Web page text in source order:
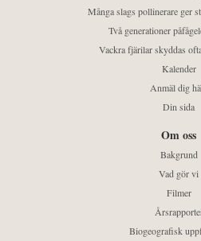
Många slags pollinerare ger
Två generationer
Vackra fjärilar skyddas
Kalender
Anmäl dig
Din sida
Om oss
Bakgrund
Vad gör vi
Filmer
Biogeografisk